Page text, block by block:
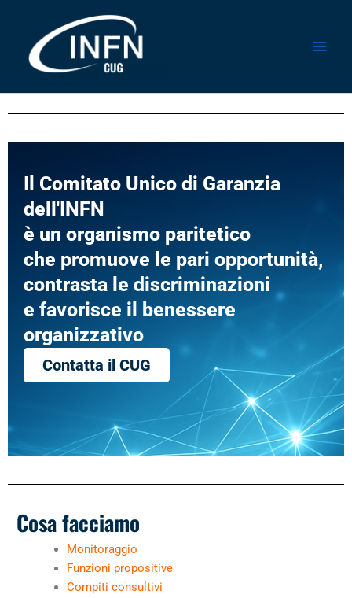
contenuto
Il Comitato Unico di Garanzia
dell'INFN
è un organismo paritetico
che promuove le pari opportunità,
contrasta le discriminazioni
e favorisce il benessere
organizzativo
Contatta il CUG
Cosa facciamo
Monitoraggio
Funzioni propositive
Compiti consultivi